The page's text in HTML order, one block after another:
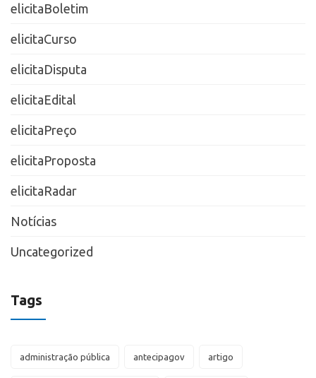
elicitaBoletim
elicitaCurso
elicitaDisputa
elicitaEdital
elicitaPreço
elicitaProposta
elicitaRadar
Notícias
Uncategorized
Tags
administração pública antecipagov artigo